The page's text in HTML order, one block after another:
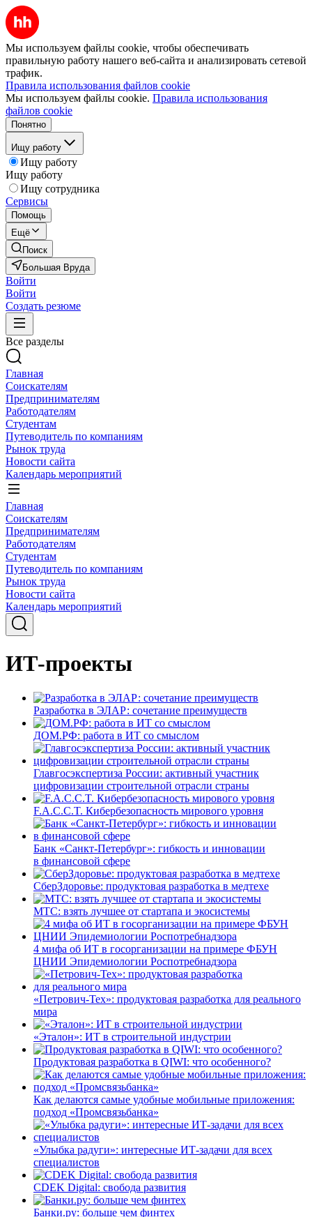
Мы используем файлы cookie, чтобы обеспечивать
правильную работу нашего веб-сайта и анализировать сетевой
трафик.
Правила использования файлов cookie
Мы используем файлы cookie. Правила использования
файлов cookie
Понятно
Ищу работу
Ищу работу
Ищу работу
Ищу сотрудника
Сервисы
Помощь
Ещё
Поиск
Большая Вруда
Войти
Войти
Создать резюме
Все разделы
Главная
Соискателям
Предпринимателям
Работодателям
Студентам
Путеводитель по компаниям
Рынок труда
Новости сайта
Календарь мероприятий
Главная
Соискателям
Предпринимателям
Работодателям
Студентам
Путеводитель по компаниям
Рынок труда
Новости сайта
Календарь мероприятий
ИТ-проекты
Разработка в ЭЛАР: сочетание преимуществ
ДОМ.РФ: работа в ИТ со смыслом
Главгосэкспертиза России: активный участник
цифровизации строительной отрасли страны
F.A.C.C.T. Кибербезопасность мирового уровня
Банк «Санкт-Петербург»: гибкость и инновации
в финансовой сфере
СберЗдоровье: продуктовая разработка в медтехе
МТС: взять лучшее от стартапа и экосистемы
4 мифа об ИТ в госорганизации на примере ФБУН
ЦНИИ Эпидемиологии Роспотребнадзора
«Петрович-Тех»: продуктовая разработка для реального
мира
«Эталон»: ИТ в строительной индустрии
Продуктовая разработка в QIWI: что особенного?
Как делаются самые удобные мобильные приложения:
подход «Промсвязьбанка»
«Улыбка радуги»: интересные ИТ-задачи для всех
специалистов
CDEK Digital: свобода развития
Банки.ру: больше чем финтех